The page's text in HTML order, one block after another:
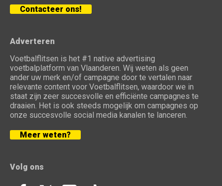
Contacteer ons!
Adverteren
Voetbalflitsen is het #1 native advertising
voetbalplatform van Vlaanderen. Wij weten als geen
ander uw merk en/of campagne door te vertalen naar
relevante content voor Voetbalflitsen, waardoor we in
staat zijn zeer succesvolle en efficiënte campagnes te
draaien. Het is ook steeds mogelijk om campagnes op
onze succesvolle social media kanalen te lanceren.
Meer weten?
Volg ons